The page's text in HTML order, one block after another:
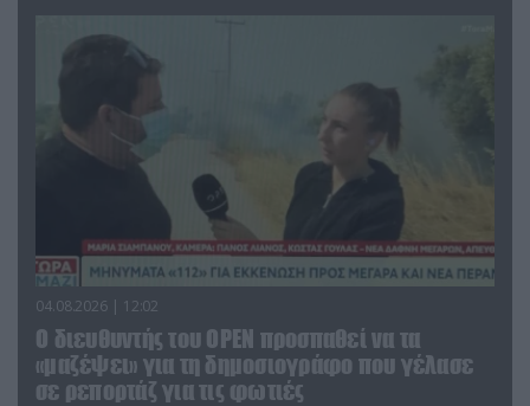
04.08.2026 | 12:02
O διευθυντής του OPEN προσπαθεί να τα
«μαζέψει» για τη δημοσιογράφο που γέλασε
σε ρεπορτάζ για τις φωτιές